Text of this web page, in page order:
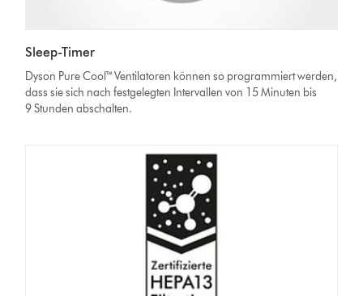
Sleep-Timer
Dyson Pure Cool™ Ventilatoren können so programmiert werden,
dass sie sich nach festgelegten Intervallen von 15 Minuten bis
9 Stunden abschalten.